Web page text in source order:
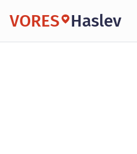
VORES Haslev